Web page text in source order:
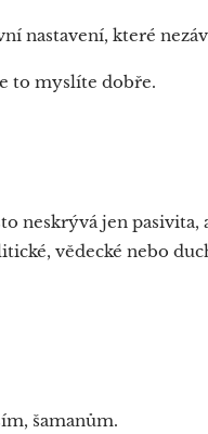
nastavení, které
to myslíte dobře.
neskrývá jen
vědecké nebo
šamanům.